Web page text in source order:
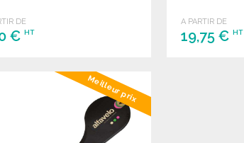
DE
€HT
Demander un devis
A PARTIR DE
19,75 €HT
Meilleur prix